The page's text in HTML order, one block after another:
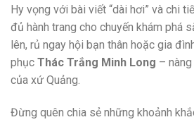
Hy vọng với bài viết “dài hơi” và chi
đủ hành trang cho chuyến khám phá
lên, rủ ngay hội bạn thân hoặc gia
phục Thác Trắng Minh Long –
của xứ Quảng.
Đừng quên chia sẻ những khoảnh